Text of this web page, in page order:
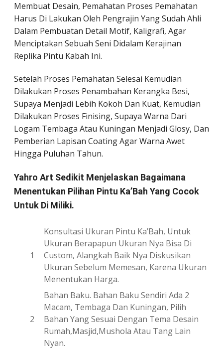
Membuat Desain, Pemahatan Proses Pemahatan
Harus Di Lakukan Oleh Pengrajin Yang Sudah Ahli
Dalam Pembuatan Detail Motif, Kaligrafi, Agar
Menciptakan Sebuah Seni Didalam Kerajinan
Replika Pintu Kabah Ini.
Setelah Proses Pemahatan Selesai Kemudian
Dilakukan Proses Penambahan Kerangka Besi,
Supaya Menjadi Lebih Kokoh Dan Kuat, Kemudian
Dilakukan Proses Finising, Supaya Warna Dari
Logam Tembaga Atau Kuningan Menjadi Glosy, Dan
Pemberian Lapisan Coating Agar Warna Awet
Hingga Puluhan Tahun.
Yahro Art Sedikit Menjelaskan Bagaimana
Menentukan Pilihan Pintu Ka’Bah Yang Cocok
Untuk Di Miliki.
Konsultasi Ukuran Pintu Ka’Bah, Untuk
Ukuran Berapapun Ukuran Nya Bisa Di
Custom, Alangkah Baik Nya Diskusikan
Ukuran Sebelum Memesan, Karena Ukuran
Menentukan Harga.
Bahan Baku. Bahan Baku Sendiri Ada 2
Macam, Tembaga Dan Kuningan, Pilih
Bahan Yang Sesuai Dengan Tema Desain
Rumah,Masjid,Mushola Atau Tang Lain
Nyan.